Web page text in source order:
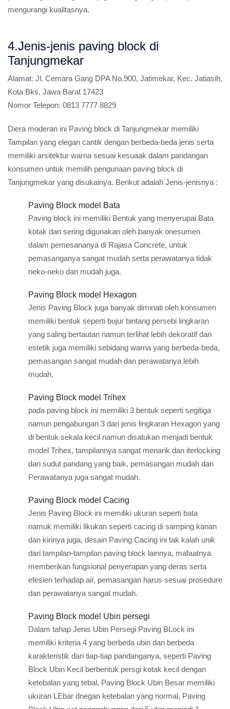
mengurangi kualitasnya.
4.Jenis-jenis paving block di
Tanjungmekar
Alamat: Jl. Cemara Gang DPA No.900, Jatimekar, Kec. Jatiasih,
Kota Bks, Jawa Barat 17423
Nomor Telepon: 0813 7777 8829
Diera moderan ini Paving block di Tanjungmekar memiliki
Tampilan yang elegan cantik dengan berbeda-beda jenis serta
memiliki arsitektur warna sesuai kesuaak dalam pandangan
konsumen untuk memilih pengunaan paving block di
Tanjungmekar yang disukainya. Berikut adalah Jenis-jenisnya :
Paving Block model Bata
Paving block ini memiliki Bentuk yang menyerupai Bata
kotak dan sering digunakan oleh banyak onesumen
dalam pemesananya di Rajasa Concrete, untuk
pemasanganya sangat mudah serta perawatanya tidak
neko-neko dan mudah juga.
Paving Block model Hexagon
Jenis Paving Block juga banyak diminati oleh konsumen
memiliki bentuk seperti bujur bintang persebi lingkaran
yang saling bertautan namun terlihat lebih dekoratif dan
estetik juga memiliki sebidang warna yang berbeda-beda,
pemasangan sangat mudah dan perawatanya lebih
mudah.
Paving Block model Trihex
pada paving block ini memiliki 3 bentuk seperti segitiga
namun pengabungan 3 dari jenis lingkaran Hexagon yang
di bentuk sekala kecil namun disatukan menjadi bentuk
model Trihex, tampilannya sangat menarik dan iterlocking
dari sudut pandang yang baik, pemasangan mudah dan
Perawatanya juga sangat mudah.
Paving Block model Cacing
Jenis Paving Block ini memiliki ukuran seperti bata
namuk memiliki likukan seperti cacing di samping kanan
dan kirinya juga, desain Paving Cacing ini tak kalah unik
dari tampilan-tampilan paving block lainnya, mafaatnya
memberikan fungsional penyerapan yang deras serta
efesien terhadap air, pemasangan harus sesuai prosedure
dan perawatanya sangat mudah.
Paving Block model Ubin persegi
Dalam tahap Jenis Ubin Persegi Paving BLock ini
memiliki kriteria 4 yang berbeda ubin dan berbeda
karakteristik dari tiap-tiap pandanganya, seperti Paving
Block Ubin Kecil berbentuk persgi kotak kecil dengan
ketebalan yang tebal, Paving Block Ubin Besar memiliki
ukuran LEbar dnegan ketebalan yang normal, Paving